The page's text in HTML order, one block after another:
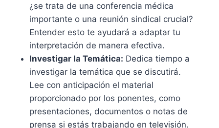
¿se trata de una conferencia médica
importante o una reunión sindical crucial?
Entender esto te ayudará a adaptar tu
interpretación de manera efectiva.
Investigar la Temática: Dedica tiempo a
investigar la temática que se discutirá.
Lee con anticipación el material
proporcionado por los ponentes, como
presentaciones, documentos o notas de
prensa si estás trabajando en televisión.